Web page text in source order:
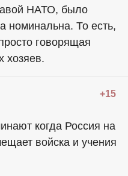
НАТО, было
номинальна. То есть,
говорящая
хозяев.
+15
когда Россия на
войска и учения